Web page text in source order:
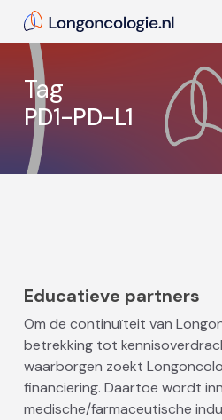
contentTag
PD1-PD-L1
Educatieve partners
Om de continuïteit van
betrekking tot
waarborgen zoekt
financiering. Daartoe wordt
medische/farmaceutische